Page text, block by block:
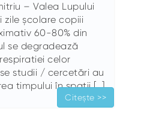
– Valea Lupului
zile școlare copiii
60-80% din
se degradează
celor
studii / cercetări au
timpului în spații […]
Citește >>